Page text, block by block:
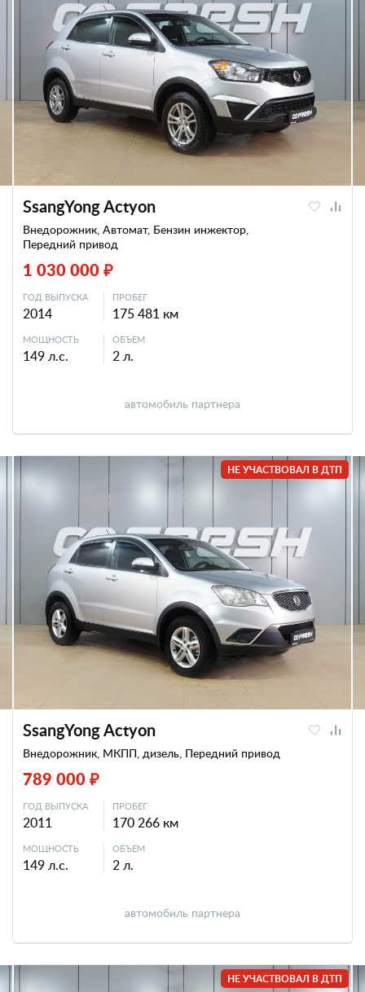
SsangYong Actyon
Внедорожник, Автомат, Бензин инжектор,
Передний привод
1 030 000 ₽
ГОД ВЫПУСКА
2014
ПРОБЕГ
175 481 км
МОЩНОСТЬ
149 л.с.
ОБЪЕМ
2 л.
автомобиль партнера
НЕ УЧАСТВОВАЛ В ДТП
SsangYong Actyon
Внедорожник, МКПП, дизель, Передний привод
789 000 ₽
ГОД ВЫПУСКА
2011
ПРОБЕГ
170 266 км
МОЩНОСТЬ
149 л.с.
ОБЪЕМ
2 л.
автомобиль партнера
НЕ УЧАСТВОВАЛ В ДТП